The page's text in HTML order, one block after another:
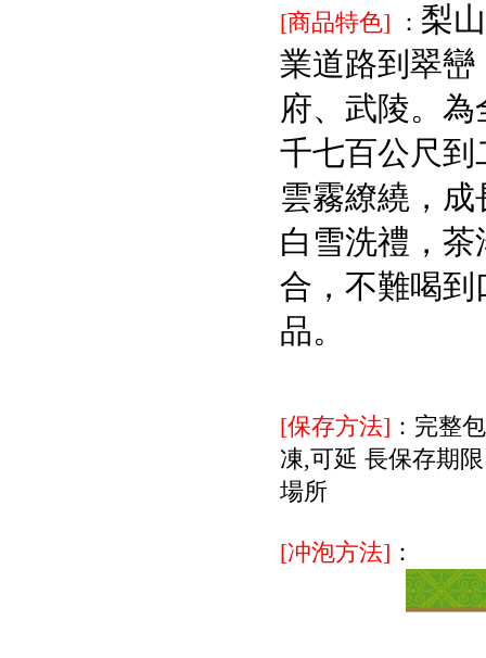
[商品特色] ： 梨
業道路到翠巒
府、武陵。
千七百公尺到
雲霧繚繞，
白雪洗禮，
合，不難喝到
品。
[保存方法] ：完整
凍,可延 長保存期
場所
[冲泡方法] ：